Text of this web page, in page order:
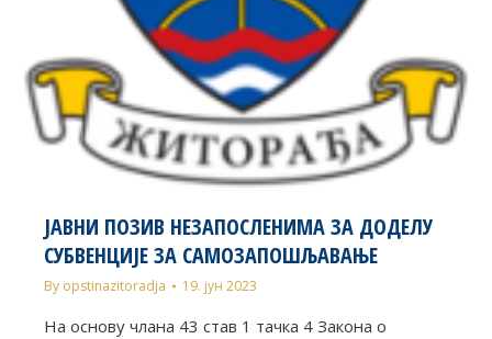
ЈАВНИ ПОЗИВ НЕЗАПОСЛЕНИМА ЗА ДОДЕЛУ
СУБВЕНЦИЈЕ ЗА САМОЗАПОШЉАВАЊЕ
By opstinazitoradja 19. јун 2023
На основу члана 43 став 1 тачка 4 Закона о